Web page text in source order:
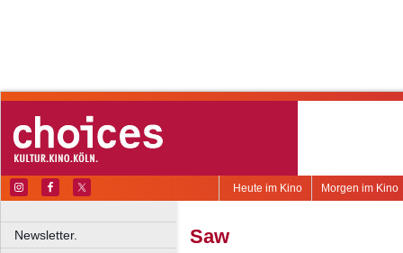
Morgen im Kino
Heute im Kino
Newsletter.
Saw